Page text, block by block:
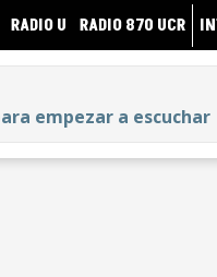
RADIO U RADIO 870 UCR
empezar a escuchar
empezar a escuchar